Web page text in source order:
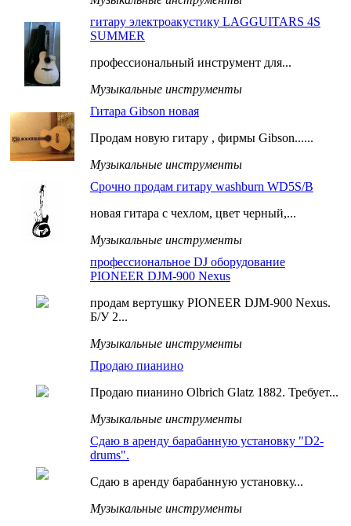
гитару электроакустику LAGGUITARS 4S
SUMMER
профессиональный инструмент для...
Музыкальные инструменты
Гитара Gibson новая
Продам новую гитару , фирмы Gibson......
Музыкальные инструменты
Срочно продам гитару washburn WD5S/B
новая гитара с чехлом, цвет черный,...
Музыкальные инструменты
профессиональное DJ оборудование
PIONEER DJM-900 Nexus
продам вертушку PIONEER DJM-900 Nexus.
Б/У 2...
Музыкальные инструменты
Продаю пианино
Продаю пианино Olbrich Glatz 1882. Требует...
Музыкальные инструменты
Сдаю в аренду барабанную установку "D2-
drums".
Сдаю в аренду барабанную установку...
Музыкальные инструменты